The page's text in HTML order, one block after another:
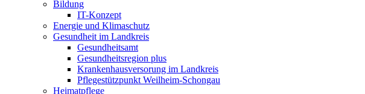
Bildung
IT-Konzept
Energie und Klimaschutz
Gesundheit im Landkreis
Gesundheitsamt
Gesundheitsregion plus
Krankenhausversorung im Landkreis
Pflegestützpunkt Weilheim-Schongau
Heimatpflege